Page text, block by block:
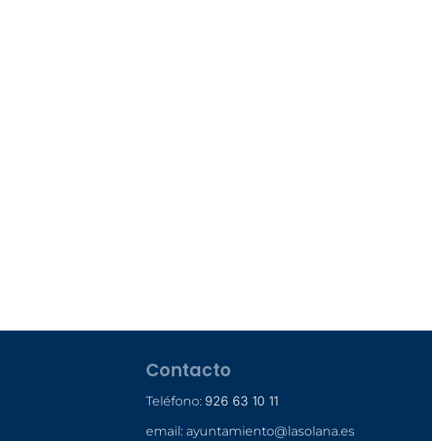
Contacto
Teléfono: 926 63 10 11
email: ayuntamiento@lasolana.es